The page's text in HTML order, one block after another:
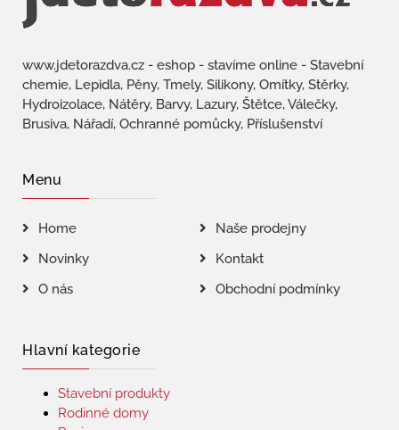
www.jdetorazdva.cz - eshop - stavíme online - Stavební
chemie, Lepidla, Pěny, Tmely, Silikony, Omítky, Stěrky,
Hydroizolace, Nátěry, Barvy, Lazury, Štětce, Válečky,
Brusiva, Nářadí, Ochranné pomůcky, Příslušenství
Menu
Home
Naše prodejny
Novinky
Kontakt
O nás
Obchodní podmínky
Hlavní kategorie
Stavební produkty
Rodinné domy